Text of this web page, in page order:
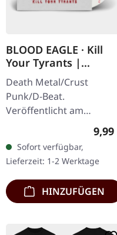
BLOOD EAGLE · Kill
Your Tyrants |
SPLATTER 7" EP
Death Metal/Crust
Punk/D-Beat.
Veröffentlicht am
27.06.2014, auf Supreme
Chaos Records. Weiße,
schwere 7" Vinyl-EP mit
roten Splattern im
dicken…
9,99
Sofort verfügbar,
Lieferzeit: 1-2 Werktage
HINZUFÜGEN